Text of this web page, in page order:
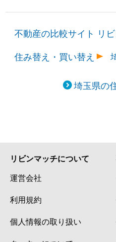
不動産の比較サイト リ
住み替え・買い替え
埼玉県の
リビンマッチについて
運営会社
利用規約
個人情報の取り扱い